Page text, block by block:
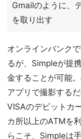
Gmailのように、
を取り出す
オンラインバンク
るが、Simpleが提
金することが可能
アプリで撮影する
VISAのデビットカ
カ所以上のATMを
らこそ、Simpleは